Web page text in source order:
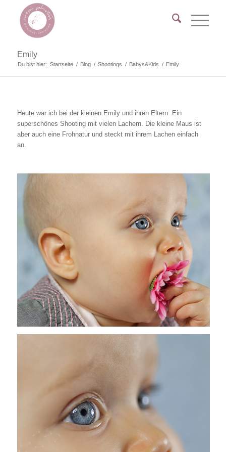
Emily
Du bist hier: Startseite / Blog / Shootings / Babys&Kids / Emily
Heute war ich bei der kleinen Emily und ihren Eltern. Ein
superschönes Shooting mit vielen Lachern. Die kleine Maus ist
aber auch eine Frohnatur und steckt mit ihrem Lachen einfach
an.